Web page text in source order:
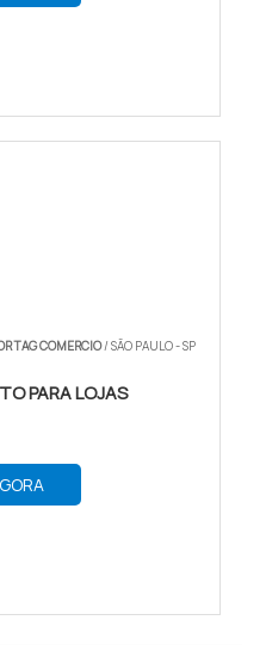
TAG COMERCIO/ SÃO PAULO - SP
PARA LOJAS